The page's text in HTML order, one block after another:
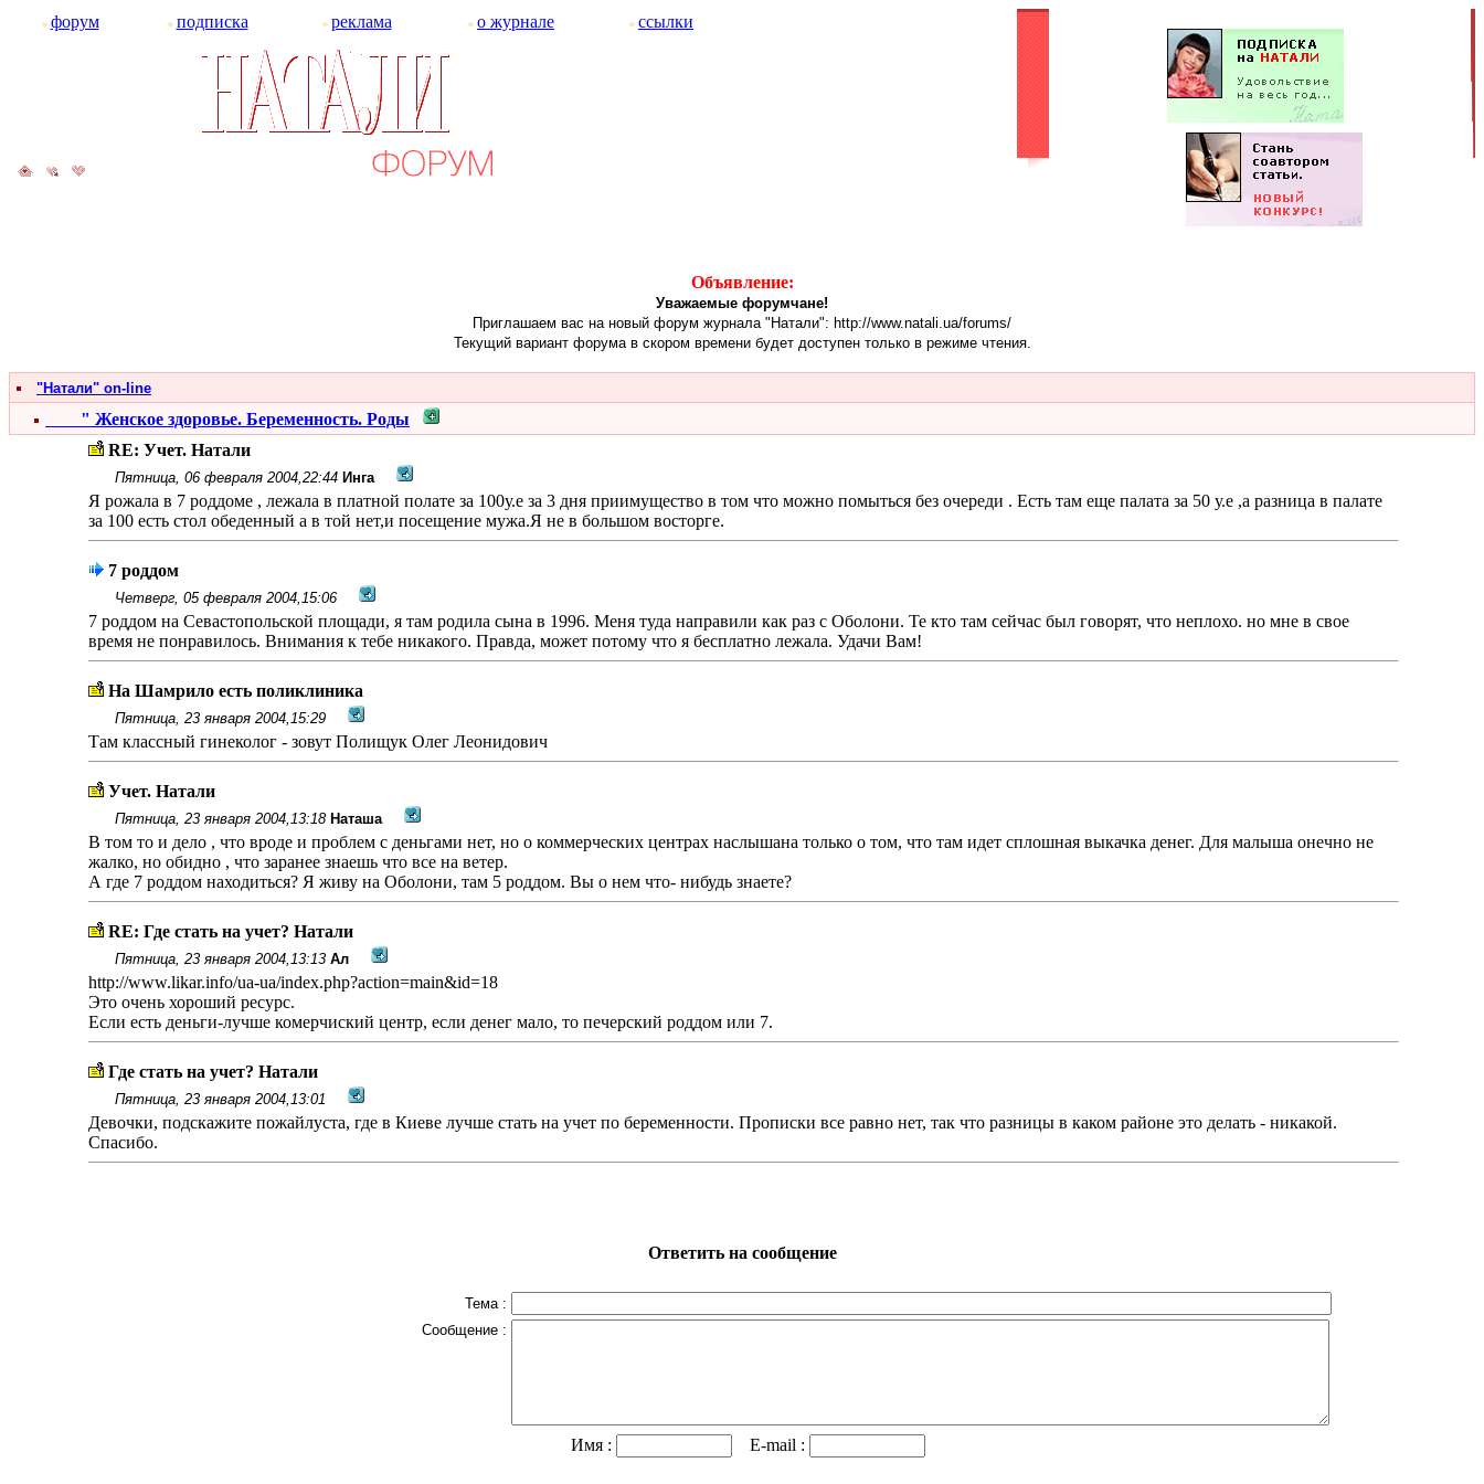
форум подписка реклама о журнале ссылки
Объявление:
Уважаемые форумчане!
Приглашаем вас на новый форум журнала "Натали": http://www.natali.ua/forums/
Текущий вариант форума в скором времени будет доступен только в режиме чтения.
"Натали" on-line
" Женское здоровье. Беременность. Роды
RE: Учет. Натали
Пятница, 06 февраля 2004,22:44 Инга
Я рожала в 7 роддоме , лежала в платной полате за 100у.е за 3 дня приимущество в том что можно помыться без очереди . Есть там еще палата за 50 у.е ,а разница в палате
за 100 есть стол обеденный а в той нет,и посещение мужа.Я не в большом восторге.
7 роддом
Четверг, 05 февраля 2004,15:06
7 роддом на Севастопольской площади, я там родила сына в 1996. Меня туда направили как раз с Оболони. Те кто там сейчас был говорят, что неплохо. но мне в свое
время не понравилось. Внимания к тебе никакого. Правда, может потому что я бесплатно лежала. Удачи Вам!
На Шамрило есть поликлиника
Пятница, 23 января 2004,15:29
Там классный гинеколог - зовут Полищук Олег Леонидович
Учет. Натали
Пятница, 23 января 2004,13:18 Наташа
В том то и дело , что вроде и проблем с деньгами нет, но о коммерческих центрах наслышана только о том, что там идет сплошная выкачка денег. Для малыша онечно не
жалко, но обидно , что заранее знаешь что все на ветер.
А где 7 роддом находиться? Я живу на Оболони, там 5 роддом. Вы о нем что- нибудь знаете?
RE: Где стать на учет? Натали
Пятница, 23 января 2004,13:13 Ал
http://www.likar.info/ua-ua/index.php?action=main&id=18
Это очень хороший ресурс.
Если есть деньги-лучше комерчиский центр, если денег мало, то печерский роддом или 7.
Где стать на учет? Натали
Пятница, 23 января 2004,13:01
Девочки, подскажите пожайлуста, где в Киеве лучше стать на учет по беременности. Прописки все равно нет, так что разницы в каком районе это делать - никакой.
Спасибо.
Ответить на сообщение
Тема :
Сообщение :
Имя : E-mail :